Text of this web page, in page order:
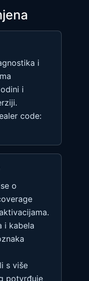
i
i
code:
o
i kabela
s više
potvrđuje